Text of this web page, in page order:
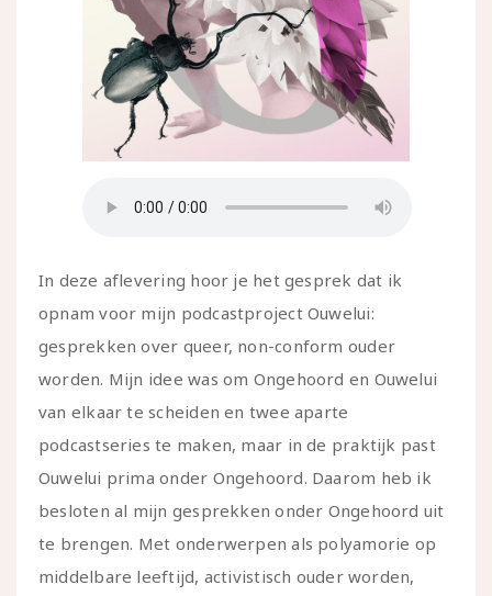
In deze aflevering hoor je het gesprek dat ik
opnam voor mijn podcastproject Ouwelui:
gesprekken over queer, non-conform ouder
worden. Mijn idee was om Ongehoord en Ouwelui
van elkaar te scheiden en twee aparte
podcastseries te maken, maar in de praktijk past
Ouwelui prima onder Ongehoord. Daarom heb ik
besloten al mijn gesprekken onder Ongehoord uit
te brengen. Met onderwerpen als polyamorie op
middelbare leeftijd, activistisch ouder worden,